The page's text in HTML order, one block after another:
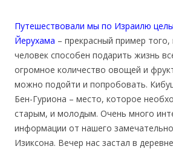
Путешествовали мы по Израилю
Йерухама – прекрасный пример
человек способен подарить жизнь
огромное количество овощей и
можно подойти и попробовать.
Бен-Гуриона – место, которое
старым, и молодым. Очень много
информации от нашего
Изиксона. Вечер нас застал в